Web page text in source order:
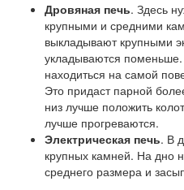
Дровяная печь. Здесь
крупными и средними
выкладывают крупными
укладываются
находиться на самой
Это придаст парной
низ лучше положить
лучше прогреваются.
Электрическая печь. В
крупных камней. На дно
среднего размера и